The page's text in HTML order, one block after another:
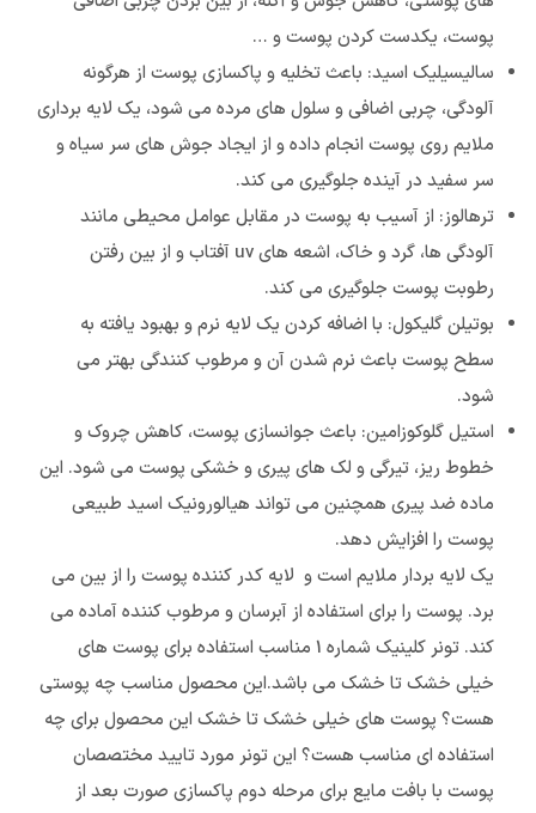
پوست، یکدست کردن پوست و …
سالیسیلیک اسید: باعث تخلیه و پاکسازی پوست از هرگونه
آلودگی، چربی اضافی و سلول های مرده می شود، یک لایه برداری
ملایم روی پوست انجام داده و از ایجاد جوش های سر سیاه و
سر سفید در آینده جلوگیری می کند.
ترهالوز: از آسیب به پوست در مقابل عوامل محیطی مانند
آلودگی ها، گرد و خاک،‌‌ اشعه های uv آفتاب و از بین رفتن
رطوبت پوست جلوگیری می کند.
بوتیلن گلیکول: با اضافه کردن یک لایه نرم و بهبود یافته به
سطح پوست باعث نرم شدن آن و مرطوب کنندگی بهتر می
شود.
استیل گلوکوزامین: باعث جوانسازی پوست، کاهش چروک و
خطوط ریز، تیرگی و لک های پیری و خشکی پوست می شود. این
ماده ضد پیری همچنین می تواند هیالورونیک اسید طبیعی
پوست را افزایش دهد.
یک لایه بردار ملایم است و لایه کدر کننده پوست را از بین می
برد. پوست را برای استفاده از آبرسان و مرطوب کننده آماده می
کند. تونر کلینیک شماره 1 مناسب استفاده برای پوست های
خیلی خشک تا خشک می باشد.این محصول مناسب چه پوستی
هست؟ پوست های خیلی خشک تا خشک این محصول برای چه
استفاده ای مناسب هست؟ این تونر مورد تایید مختصصان
پوست با بافت مایع برای مرحله دوم پاکسازی صورت بعد از